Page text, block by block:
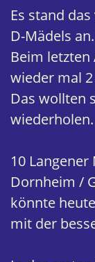
Es stand
D-Mädels an.
Beim
wieder mal
Das wollten
wiederholen.
10
Dornheim /
könnte
mit der